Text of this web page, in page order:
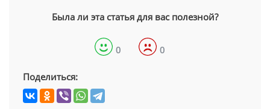
Была ли эта статья для вас полезной?
0 0
Поделиться: